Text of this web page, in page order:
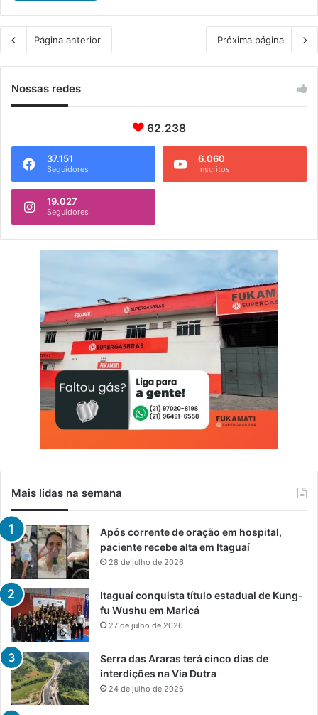
Página anterior Próxima página
Nossas redes
62.238
37.151
Seguidores
6.060
Inscritos
19.027
Seguidores
Mais lidas na semana
Após corrente de oração em hospital,
paciente recebe alta em Itaguaí
28 de julho de 2026
Itaguaí conquista título estadual de Kung-
fu Wushu em Maricá
27 de julho de 2026
Serra das Araras terá cinco dias de
interdições na Via Dutra
24 de julho de 2026